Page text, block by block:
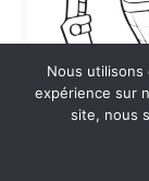
Nous utilisons
expérience sur
site, nous